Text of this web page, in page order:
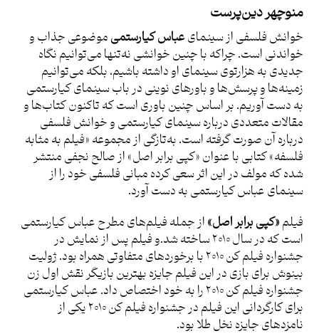
منوچهر دین‌پرست
خوانش فلسفی از سینمایعباس کیارستمیموضوعی جذاب و
خواندنی است. چراکه با چنین خوانشی نه‌تنها می‌توانیم نگاه
جدیدی به هزارتوی سینمای او داشته باشیم، بلکه می‌توانیم
زمینه‌ها و پرسش‌ها و باورهای نوینی در باب سینمای کیارستمی
به دست آوریم. بر اساس چنین باوری است که تاکنون کتاب‌ها و
مقالات متعددی درباره سینمای کیارستمی و خوانش فلسفی
درباره آن صورت گرفته است. به‌تازگی از مجموعه «فیلم به مثابه
فلسفه» کتابی با عنوان «کپی برابر اصل» از صالح نجفی منتشر
شده که مولف در این اثر سعی کرده مبانی فلسفی خود را از
سینمای عباس کیارستمی به دست آورد.
فیلم«کپی برابر اصل»از جمله فیلم‌های مطرح عباس کیارستمی
است که در سال ۲۰۱۰ ساخته شد.و فیلم پس از نمایش در
جشنواره فیلم کن ۲۰۱۰ با برخوردهای متفاوتی همراه بود. ژولیت
بینوش برای بازی در این فیلم جایزه بهترین بازیگر نقش اول زن
جشنواره فیلم کن ۲۰۱۰ را به خود اختصاص داد. عباس کیارستمی
برای کارگردانی این فیلم در جشنواره فیلم کن ۲۰۱۰ یکی از
نامزدهای جایزه نخل طلا بود.